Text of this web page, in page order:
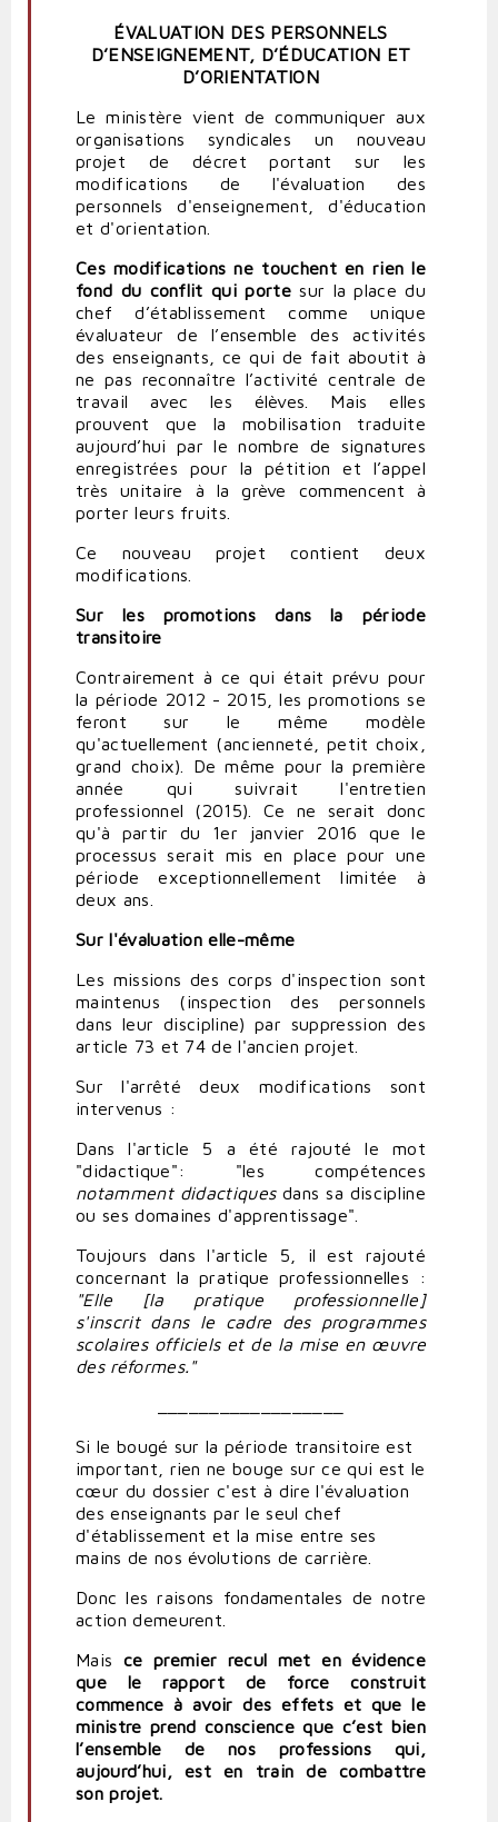
ÉVALUATION DES PERSONNELS
D’ENSEIGNEMENT, D’ÉDUCATION ET
D’ORIENTATION
Le ministère vient de communiquer aux
organisations syndicales un nouveau
projet de décret portant sur les
modifications de l'évaluation des
personnels d'enseignement, d'éducation
et d'orientation.
Ces modifications ne touchent en rien le
fond du conflit qui portesur la place du
chef d’établissement comme unique
évaluateur de l’ensemble des activités
des enseignants, ce qui de fait aboutit à
ne pas reconnaître l’activité centrale de
travail avec les élèves. Mais elles
prouvent que la mobilisation traduite
aujourd’hui par le nombre de signatures
enregistrées pour la pétition et l’appel
très unitaire à la grève commencent à
porter leurs fruits.
Ce nouveau projet contient deux
modifications.
Sur les promotions dans la période
transitoire
Contrairement à ce qui était prévu pour
la période 2012 - 2015, les promotions se
feront sur le même modèle
qu'actuellement (ancienneté, petit choix,
grand choix). De même pour la première
année qui suivrait l'entretien
professionnel (2015). Ce ne serait donc
qu'à partir du 1er janvier 2016 que le
processus serait mis en place pour une
période exceptionnellement limitée à
deux ans.
Sur l'évaluation elle-même
Les missions des corps d'inspection sont
maintenus (inspection des personnels
dans leur discipline) par suppression des
article 73 et 74 de l'ancien projet.
Sur l'arrêté deux modifications sont
intervenus :
Dans l'article 5 a été rajouté le mot
"didactique": "les compétences
notamment didactiquesdans sa discipline
ou ses domaines d'apprentissage".
Toujours dans l'article 5, il est rajouté
concernant la pratique professionnelles :
"Elle [la pratique professionnelle]
s'inscrit dans le cadre des programmes
scolaires officiels et de la mise en œuvre
des réformes."
Si le bougé sur la période transitoire est
important, rien ne bouge sur ce qui est le
cœur du dossier c'est à dire l'évaluation
des enseignants par le seul chef
d'établissement et la mise entre ses
mains de nos évolutions de carrière.
Donc les raisons fondamentales de notre
action demeurent.
Mais ce premier recul met en évidence
que le rapport de force construit
commence à avoir des effets et que le
ministre prend conscience que c’est bien
l’ensemble de nos professions qui,
aujourd’hui, est en train de combattre
son projet.